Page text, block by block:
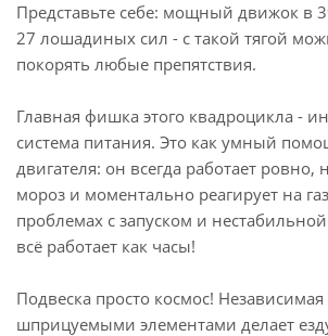
Представьте себе: мощный движок в
27 лошадиных сил - с такой тягой
покорять любые препятствия.
Главная фишка этого квадроцикла -
система питания. Это как умный
двигателя: он всегда работает ровно,
мороз и моментально реагирует на
проблемах с запуском и нестабильной
всё работает как часы!
Подвеска просто космос! Независимая
шприцуемыми элементами делает